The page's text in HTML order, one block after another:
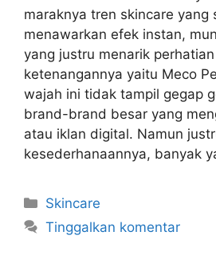
maraknya tren skincare yang
menawarkan efek instan,
yang justru menarik
ketenangannya yaitu Meco
wajah ini tidak tampil gegap
brand-brand besar yang
atau iklan digital. Namun
kesederhanaannya, banyak
Kategori
Skincare
Tinggalkan komentar